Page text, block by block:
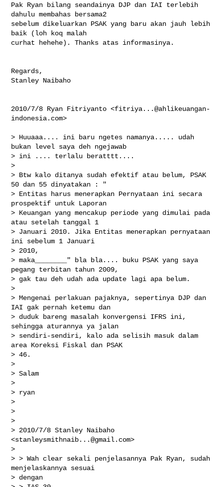
Pak Ryan bilang seandainya DJP dan IAI terlebih
dahulu membahas bersama2
sebelum dikeluarkan PSAK yang baru akan jauh lebih
baik (loh koq malah
curhat hehehe). Thanks atas informasinya.
Regards,
Stanley Naibaho
2010/7/8 Ryan Fitriyanto <fitriya...@ahlikeuangan-
indonesia.com>
> Huuaaa.... ini baru ngetes namanya..... udah
bukan level saya deh ngejawab
> ini .... terlalu beratttt....
>
> Btw kalo ditanya sudah efektif atau belum, PSAK
50 dan 55 dinyatakan : "
> Entitas harus menerapkan Pernyataan ini secara
prospektif untuk Laporan
> Keuangan yang mencakup periode yang dimulai pada
atau setelah tanggal 1
> Januari 2010. Jika Entitas menerapkan pernyataan
ini sebelum 1 Januari
> 2010,
> maka________" bla bla.... buku PSAK yang saya
pegang terbitan tahun 2009,
> gak tau deh udah ada update lagi apa belum.
>
> Mengenai perlakuan pajaknya, sepertinya DJP dan
IAI gak pernah ketemu dan
> duduk bareng masalah konvergensi IFRS ini,
sehingga aturannya ya jalan
> sendiri-sendiri, kalo ada selisih masuk dalam
area Koreksi Fiskal dan PSAK
> 46.
>
> Salam
>
> ryan
>
>
>
> 2010/7/8 Stanley Naibaho
<stanleysmithnaib...@gmail.com>
>
> > Wah clear sekali penjelasannya Pak Ryan, sudah
menjelaskannya sesuai
> dengan